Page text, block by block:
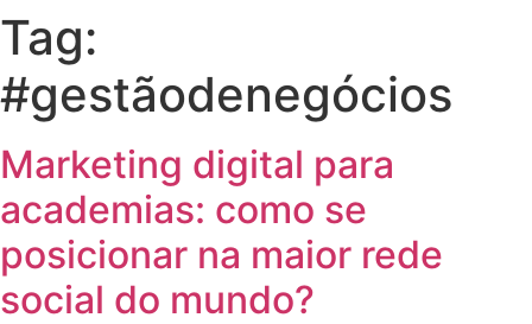
Tag:
#gestãodenegócios
Marketing digital para
academias: como se
posicionar na maior rede
social do mundo?